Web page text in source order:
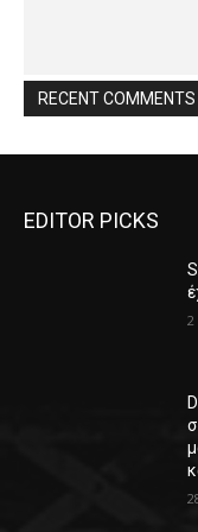
RECENT COMMENTS
EDITOR PICKS
2